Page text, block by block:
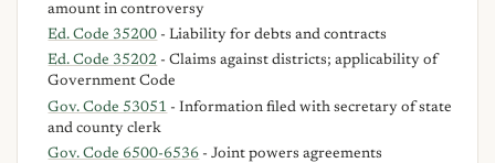
amount in controversy
Ed. Code 35200 - Liability for debts and contracts
Ed. Code 35202 - Claims against districts; applicability of
Government Code
Gov. Code 53051 - Information filed with secretary of state
and county clerk
Gov. Code 6500-6536 - Joint powers agreements